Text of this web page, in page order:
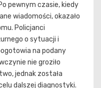
pewnym czasie, kiedy
wiadomości, okazało
Policjanci
o sytuacji i
na podany
nie groziło
jednak została
dalszej diagnostyki.